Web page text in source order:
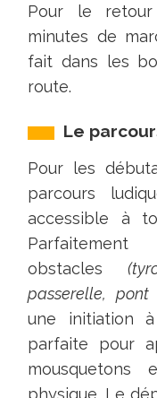
Pour le
minutes de
fait dans les
route.
Le
Pour les
parcours
accessible à
obstacles
passerelle,
une initiation
parfaite pour
physique. Le